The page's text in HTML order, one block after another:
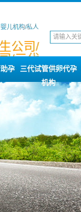
儿机构/私人
公司/
/三代
孕
三代试管供卵代孕
机构